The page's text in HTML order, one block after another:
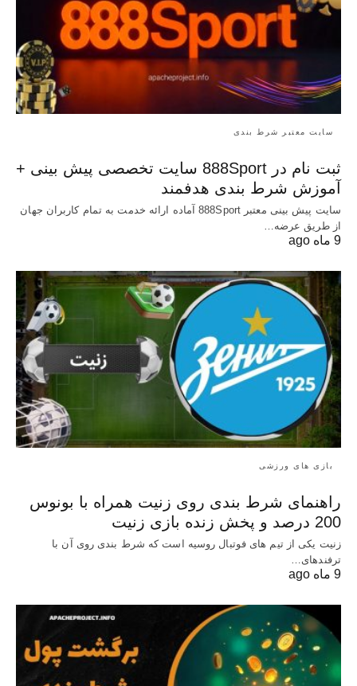
سایت معتبر شرط بندی
ثبت نام در 888Sport سایت تخصصی پیش بینی +
آموزش شرط بندی هدفمند
سایت پیش بینی معتبر 888Sport آماده ارائه خدمت به تمام کاربران جهان
از طریق عرضه…
9 ماه ago
بازی های ورزشی
راهنمای شرط بندی روی زنیت همراه با بونوس
200 درصد و پخش زنده بازی زنیت
زنیت یکی از تیم های فوتبال روسیه است که شرط بندی روی آن با
ترفندهای…
9 ماه ago